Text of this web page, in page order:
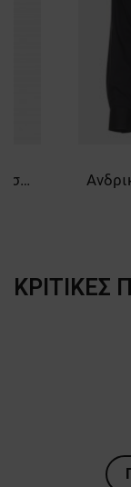
Ανδρικό κοντομάνικο πουκάμισο VELILLA WHITE
ΚΡΙΤΙΚΈΣ